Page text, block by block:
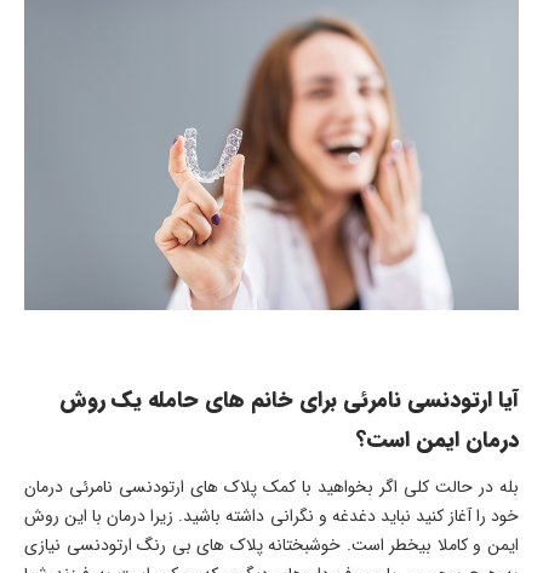
آیا ارتودنسی نامرئی برای خانم های حامله یک روش
درمان ایمن است؟
بله در حالت کلی اگر بخواهید با کمک پلاک های ارتودنسی نامرئی درمان
خود را آغاز کنید نباید دغدغه و نگرانی داشته باشید. زیرا درمان با این روش
ایمن و کاملا بیخطر است. خوشبختانه پلاک های بی رنگ ارتودنسی نیازی